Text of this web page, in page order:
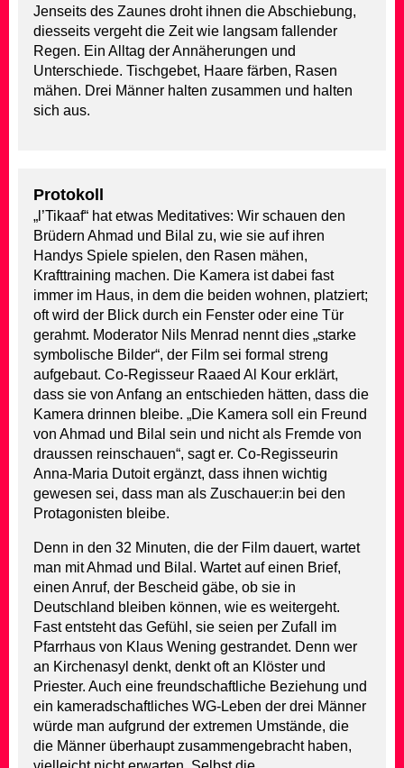
Jenseits des Zaunes droht ihnen die Abschiebung,
diesseits vergeht die Zeit wie langsam fallender
Regen. Ein Alltag der Annäherungen und
Unterschiede. Tischgebet, Haare färben, Rasen
mähen. Drei Männer halten zusammen und halten
sich aus.
Protokoll
„l’Tikaaf“ hat etwas Meditatives: Wir schauen den
Brüdern Ahmad und Bilal zu, wie sie auf ihren
Handys Spiele spielen, den Rasen mähen,
Krafttraining machen. Die Kamera ist dabei fast
immer im Haus, in dem die beiden wohnen, platziert;
oft wird der Blick durch ein Fenster oder eine Tür
gerahmt. Moderator Nils Menrad nennt dies „starke
symbolische Bilder“, der Film sei formal streng
aufgebaut. Co-Regisseur Raaed Al Kour erklärt,
dass sie von Anfang an entschieden hätten, dass die
Kamera drinnen bleibe. „Die Kamera soll ein Freund
von Ahmad und Bilal sein und nicht als Fremde von
draussen reinschauen“, sagt er. Co-Regisseurin
Anna-Maria Dutoit ergänzt, dass ihnen wichtig
gewesen sei, dass man als Zuschauer:in bei den
Protagonisten bleibe.
Denn in den 32 Minuten, die der Film dauert, wartet
man mit Ahmad und Bilal. Wartet auf einen Brief,
einen Anruf, der Bescheid gäbe, ob sie in
Deutschland bleiben können, wie es weitergeht.
Fast entsteht das Gefühl, sie seien per Zufall im
Pfarrhaus von Klaus Wening gestrandet. Denn wer
an Kirchenasyl denkt, denkt oft an Klöster und
Priester. Auch eine freundschaftliche Beziehung und
ein kameradschaftliches WG-Leben der drei Männer
würde man aufgrund der extremen Umstände, die
die Männer überhaupt zusammengebracht haben,